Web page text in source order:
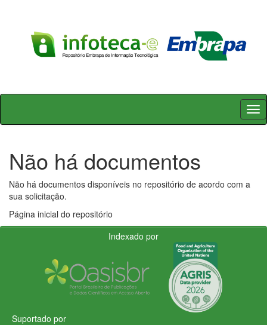
Skip
Não há documentos
Não há documentos disponíveis no repositório de acordo com a
sua solicitação.
Página inicial do repositório
Indexado por
Suportado por